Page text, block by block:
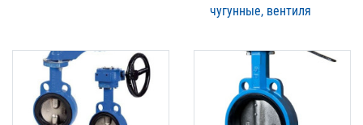
чугунные, вентиля